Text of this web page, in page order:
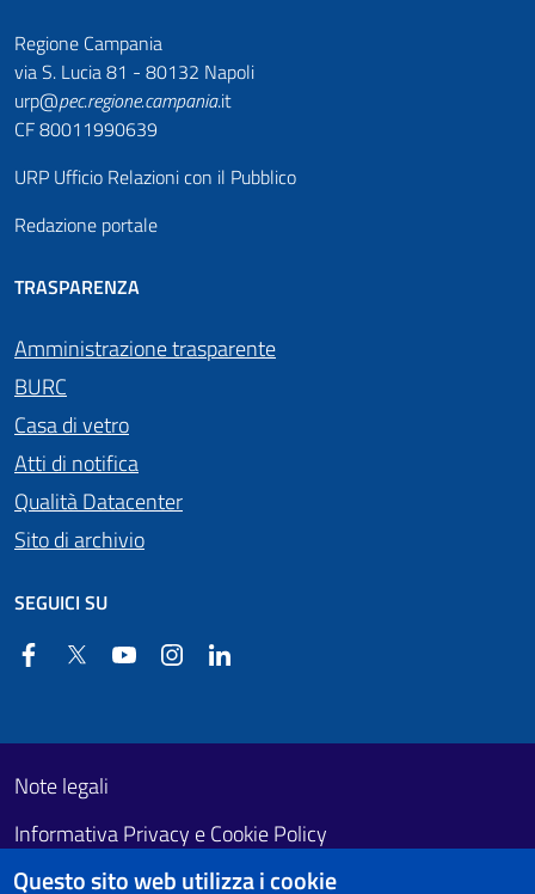
Regione Campania
via S. Lucia 81 - 80132 Napoli
urp@pec.regione.campania.it
CF 80011990639
URP Ufficio Relazioni con il Pubblico
Redazione portale
TRASPARENZA
Amministrazione trasparente
BURC
Casa di vetro
Atti di notifica
Qualità Datacenter
Sito di archivio
SEGUICI SU
FacebookTwitter YouTube Instagram
Footer First
Useful links section
Note legali
Informativa Privacy e Cookie Policy
Obiettivi di accessibilità
Questo sito web utilizza i cookie